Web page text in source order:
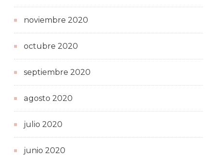
noviembre 2020
octubre 2020
septiembre 2020
agosto 2020
julio 2020
junio 2020